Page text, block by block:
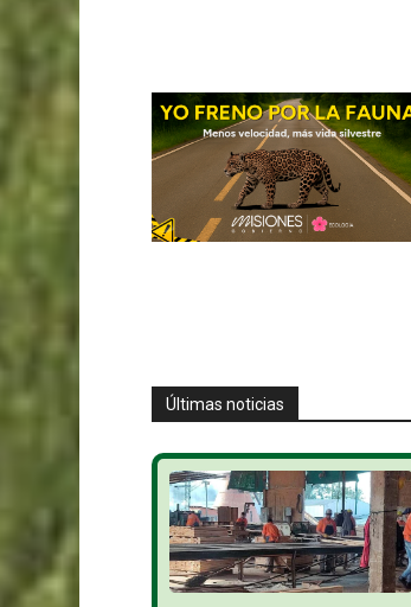
Últimas noticias